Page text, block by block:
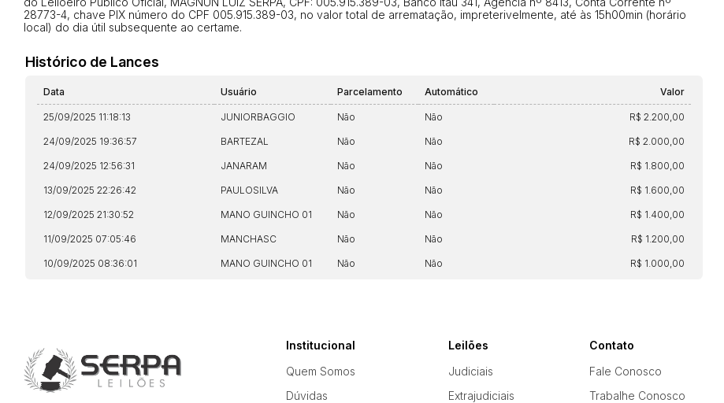
28773-4, chave PIX número do CPF 005.915.389-03, no valor total de arrematação, impreterivelmente, até às 15h00min (horário
local) do dia útil subsequente ao certame.
Histórico de Lances
Data Usuário Parcelamento Automático Valor
25/09/2025 11:18:13 JUNIORBAGGIO Não Não R$ 2.200,00
24/09/2025 19:36:57 BARTEZAL Não Não R$ 2.000,00
24/09/2025 12:56:31 JANARAM Não Não R$ 1.800,00
13/09/2025 22:26:42 PAULOSILVA Não Não R$ 1.600,00
12/09/2025 21:30:52 MANO GUINCHO 01 Não Não R$ 1.400,00
11/09/2025 07:05:46 MANCHASC Não Não R$ 1.200,00
10/09/2025 08:36:01 MANO GUINCHO 01 Não Não R$ 1.000,00
Institucional
Quem Somos
Dúvidas
Leilões
Judiciais
Extrajudiciais
Contato
Fale Conosco
Trabalhe Conosco